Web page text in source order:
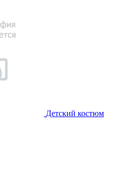
Детский костюм